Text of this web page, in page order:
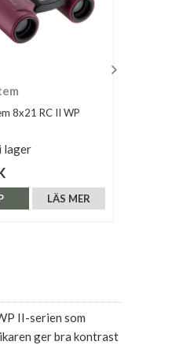
8x21 RC II WP
lager
LÄS MER
II-serien som
ger bra kontrast